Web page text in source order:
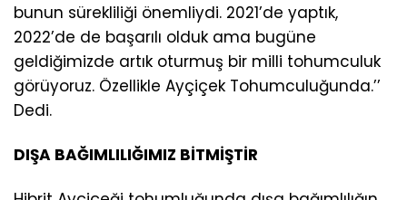
bunun sürekliliği önemliydi. 2021’de yaptık,
2022’de de başarılı olduk ama bugüne
geldiğimizde artık oturmuş bir milli tohumculuk
görüyoruz. Özellikle Ayçiçek Tohumculuğunda.’’
Dedi.
DIŞA BAĞIMLILIĞIMIZ BİTMİŞTİR